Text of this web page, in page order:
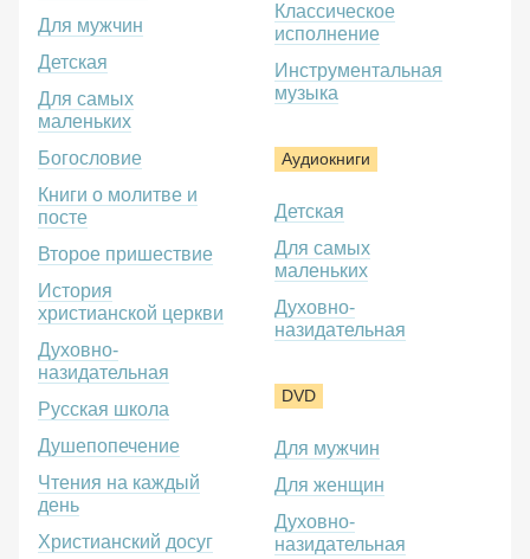
Для мужчин
Детская
Для самых
маленьких
Богословие
Книги о молитве и
посте
Второе пришествие
История
христианской церкви
Духовно-
назидательная
Русская школа
Душепопечение
Чтения на каждый
день
Христианский досуг
Классическое
исполнение
Инструментальная
музыка
Аудиокниги
Детская
Для самых
маленьких
Духовно-
назидательная
DVD
Для мужчин
Для женщин
Духовно-
назидательная